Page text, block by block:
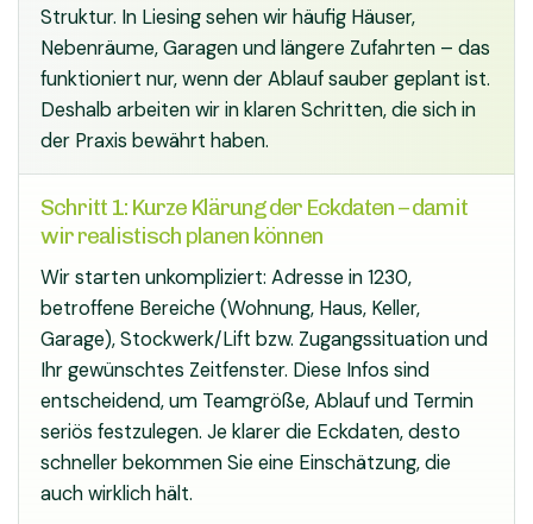
Struktur. In Liesing sehen wir häufig Häuser,
Nebenräume, Garagen und längere Zufahrten – das
funktioniert nur, wenn der Ablauf sauber geplant ist.
Deshalb arbeiten wir in klaren Schritten, die sich in
der Praxis bewährt haben.
Schritt 1: Kurze Klärung der Eckdaten – damit
wir realistisch planen können
Wir starten unkompliziert: Adresse in 1230,
betroffene Bereiche (Wohnung, Haus, Keller,
Garage), Stockwerk/Lift bzw. Zugangssituation und
Ihr gewünschtes Zeitfenster. Diese Infos sind
entscheidend, um Teamgröße, Ablauf und Termin
seriös festzulegen. Je klarer die Eckdaten, desto
schneller bekommen Sie eine Einschätzung, die
auch wirklich hält.